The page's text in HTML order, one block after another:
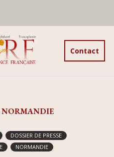
Contact
NORMANDIE
DOSSIER DE PRESSE
NORMANDIE